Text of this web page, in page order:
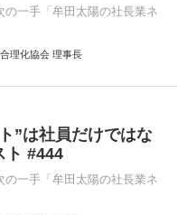
の一手「牟田太陽の社長業ネ
理化協会 理事長
”は社員だけではな
ト #444
の一手「牟田太陽の社長業ネ